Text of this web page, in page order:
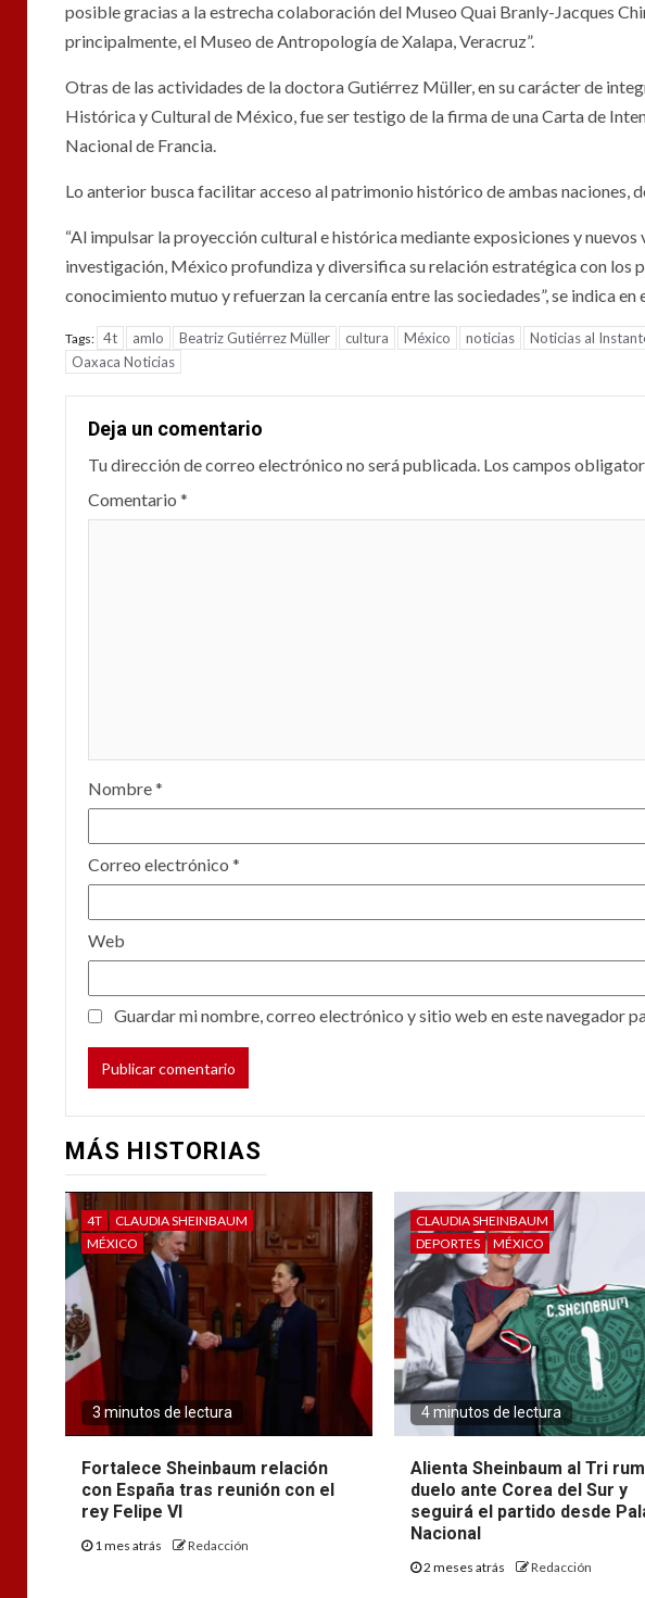
posible gracias a la estrecha colaboración del Museo Quai Branly-Jacques
principalmente, el Museo de Antropología de Xalapa, Veracruz”.
Otras de las actividades de la doctora Gutiérrez Müller, en su carácter de
Histórica y Cultural de México, fue ser testigo de la firma de una Carta de
Nacional de Francia.
Lo anterior busca facilitar acceso al patrimonio histórico de ambas naciones,
“Al impulsar la proyección cultural e histórica mediante exposiciones y
investigación, México profundiza y diversifica su relación estratégica con los
conocimiento mutuo y refuerzan la cercanía entre las sociedades”, se indica en
Tags: 4t amlo Beatriz Gutiérrez Müller cultura México noticias Noticias al
Oaxaca Noticias
Deja un comentario
Tu dirección de correo electrónico no será publicada. Los campos
Comentario *
Nombre*
Correo electrónico *
Web
Guardar mi nombre, correo electrónico y sitio web en este navegador
MÁS HISTORIAS
4T
CLAUDIA SHEINBAUM
MÉXICO
3 minutos de lectura
Fortalece Sheinbaum relación
con España tras reunión con el
rey Felipe VI
1 mes atrás Redacción
CLAUDIA SHEINBAUM
DEPORTES
MÉXICO
4 minutos de lectura
Alienta Sheinbaum al Tri
duelo ante Corea del Sur y
seguirá el partido desde
Nacional
2 meses atrás Redacción